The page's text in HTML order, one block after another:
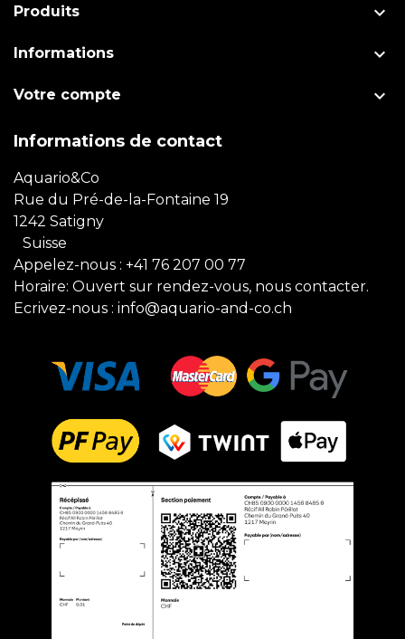
Produits 
Informations 
Votre compte 
Informations de contact
Aquario&Co
Rue du Pré-de-la-Fontaine 19
1242 Satigny
Suisse
Appelez-nous : +41 76 207 00 77
Horaire: Ouvert sur rendez-vous, nous contacter.
Ecrivez-nous : info@aquario-and-co.ch